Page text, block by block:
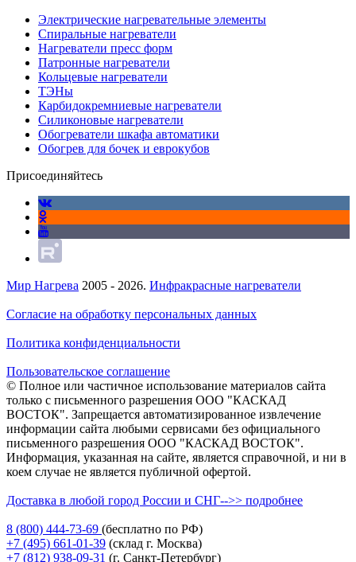
Электрические нагревательные элементы
Спиральные нагреватели
Нагреватели пресс форм
Патронные нагреватели
Кольцевые нагреватели
ТЭНы
Карбидокремниевые нагреватели
Силиконовые нагреватели
Обогреватели шкафа автоматики
Обогрев для бочек и еврокубов
Присоединяйтесь
Мир Нагрева 2005 - 2026. Инфракрасные нагреватели
Согласие на обработку персональных данных
Политика конфиденциальности
Пользовательское соглашение
© Полное или частичное использование материалов сайта
только с письменного разрешения ООО "КАСКАД
ВОСТОК". Запрещается автоматизированное извлечение
информации сайта любыми сервисами без официального
письменного разрешения ООО "КАСКАД ВОСТОК".
Информация, указанная на сайте, является справочной, и ни в
коем случае не является публичной офертой.
Доставка в любой город России и СНГ-->> подробнее
8 (800) 444-73-69 (бесплатно по РФ)
+7 (495) 661-01-39 (склад г. Москва)
+7 (812) 938-09-31 (г. Санкт-Петербург)